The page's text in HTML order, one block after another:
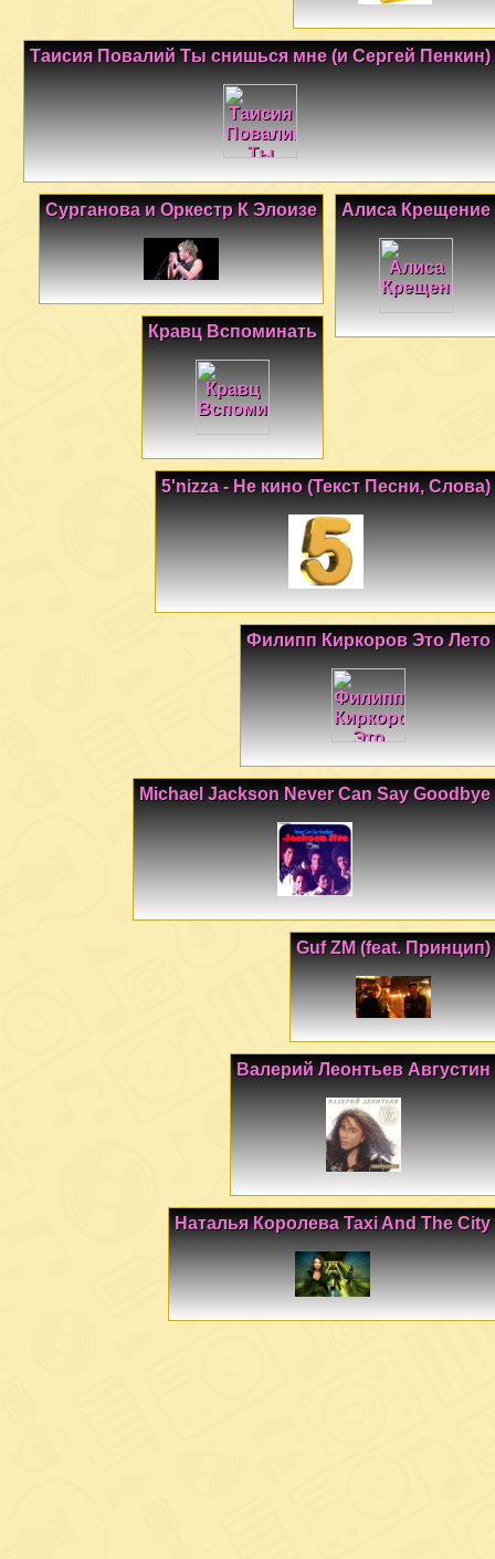
Таисия Повалий Ты снишься мне (и Сергей Пенкин)
Алиса Крещение
Сурганова и Оркестр К Элоизе
Кравц Вспоминать
5'nizza - Не кино (Текст Песни, Слова)
Филипп Киркоров Это Лето
Michael Jackson Never Can Say Goodbye
Guf ZM (feat. Принцип)
Валерий Леонтьев Августин
Наталья Королева Taxi And The City